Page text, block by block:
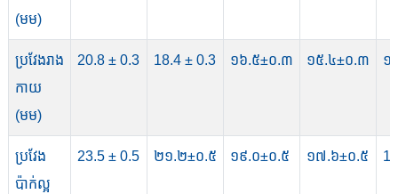
(មម)
ប្រវែងរាង
កាយ
(មម)
20.8 ± 0.3 18.4 ± 0.3 ១៦.៥±០.៣ ១៥.៤±០.៣ ១
ប្រវែង
ប៉ាក់ល្អ
23.5 ± 0.5 ២១.២±០.៥ ១៩.០±០.៥ ១៧.៦±០.៥